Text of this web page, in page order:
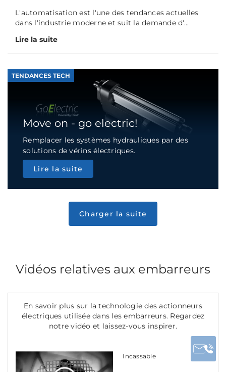
L'automatisation est l'une des tendances actuelles
dans l'industrie moderne et suit la demande d'...
Lire la suite
TENDANCES TECH
Move on - go electric!
Remplacer les systèmes hydrauliques par des
solutions de vérins électriques.
Lire la suite
Vidéos relatives aux embarreurs
En savoir plus sur la technologie des actionneurs
électriques utilisée dans les embarreurs. Regardez
notre vidéo et laissez-vous inspirer.
Incassable